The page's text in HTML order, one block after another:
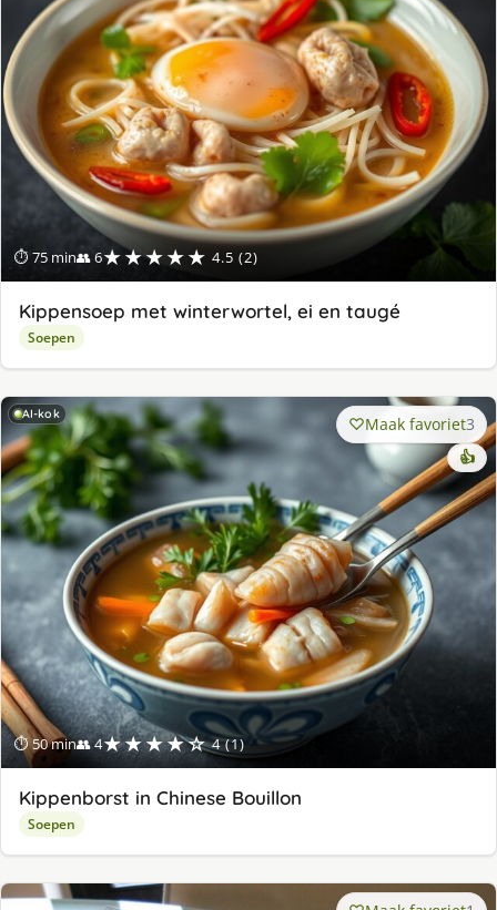
⏱ 75 min👥 6★★★★★ 4.5 (2)
Kippensoep met winterwortel, ei en taugé
Soepen
AI-kok
⏱ 50 min👥 4★★★★☆ 4 (1)
Maak favoriet3
👍
Kippenborst in Chinese Bouillon
Soepen